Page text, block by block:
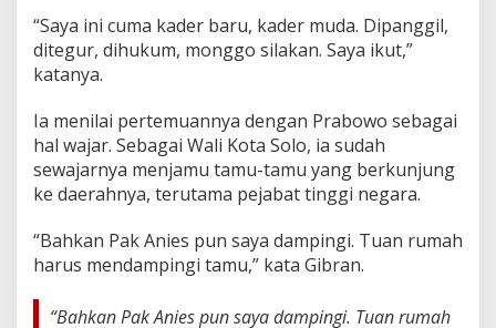
“Saya ini cuma kader baru, kader muda. Dipanggil,
ditegur, dihukum, monggo silakan. Saya ikut,”
katanya.
Ia menilai pertemuannya dengan Prabowo sebagai
hal wajar. Sebagai Wali Kota Solo, ia sudah
sewajarnya menjamu tamu-tamu yang berkunjung
ke daerahnya, terutama pejabat tinggi negara.
“Bahkan Pak Anies pun saya dampingi. Tuan rumah
harus mendampingi tamu,” kata Gibran.
“Bahkan Pak Anies pun saya dampingi. Tuan rumah